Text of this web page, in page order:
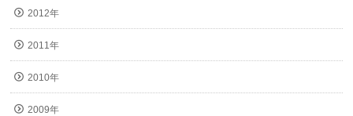
2012年
2011年
2010年
2009年